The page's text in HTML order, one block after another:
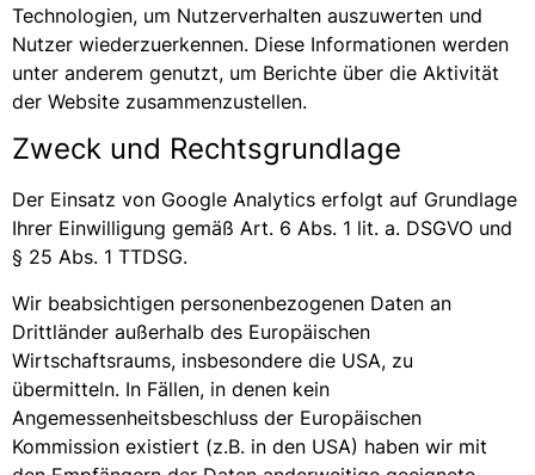
Technologien, um Nutzerverhalten auszuwerten und
Nutzer wiederzuerkennen. Diese Informationen werden
unter anderem genutzt, um Berichte über die Aktivität
der Website zusammenzustellen.
Zweck und Rechtsgrundlage
Der Einsatz von Google Analytics erfolgt auf Grundlage
Ihrer Einwilligung gemäß Art. 6 Abs. 1 lit. a. DSGVO und
§ 25 Abs. 1 TTDSG.
Wir beabsichtigen personenbezogenen Daten an
Drittländer außerhalb des Europäischen
Wirtschaftsraums, insbesondere die USA, zu
übermitteln. In Fällen, in denen kein
Angemessenheitsbeschluss der Europäischen
Kommission existiert (z.B. in den USA) haben wir mit